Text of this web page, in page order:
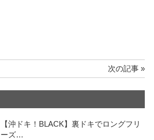
次の記事 »
【沖ドキ！BLACK】裏ドキでロングフリ
ーズ…